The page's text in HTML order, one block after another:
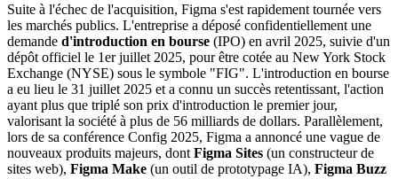
Suite à l'échec de l'acquisition, Figma s'est rapidement tournée vers
les marchés publics. L'entreprise a déposé confidentiellement une
demande d'introduction en bourse (IPO) en avril 2025, suivie d'un
dépôt officiel le 1er juillet 2025, pour être cotée au New York Stock
Exchange (NYSE) sous le symbole "FIG". L'introduction en bourse
a eu lieu le 31 juillet 2025 et a connu un succès retentissant, l'action
ayant plus que triplé son prix d'introduction le premier jour,
valorisant la société à plus de 56 milliards de dollars. Parallèlement,
lors de sa conférence Config 2025, Figma a annoncé une vague de
nouveaux produits majeurs, dont Figma Sites (un constructeur de
sites web), Figma Make (un outil de prototypage IA), Figma Buzz